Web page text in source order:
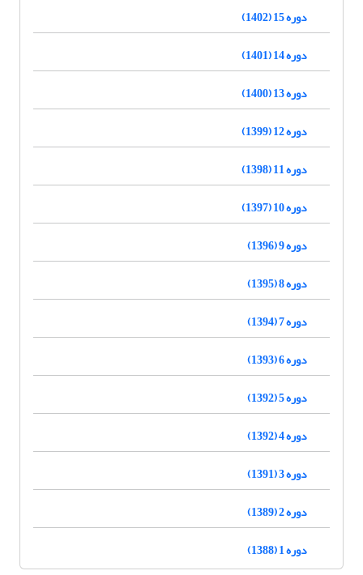
دوره 15 (1402)
دوره 14 (1401)
دوره 13 (1400)
دوره 12 (1399)
دوره 11 (1398)
دوره 10 (1397)
دوره 9 (1396)
دوره 8 (1395)
دوره 7 (1394)
دوره 6 (1393)
دوره 5 (1392)
دوره 4 (1392)
دوره 3 (1391)
دوره 2 (1389)
دوره 1 (1388)